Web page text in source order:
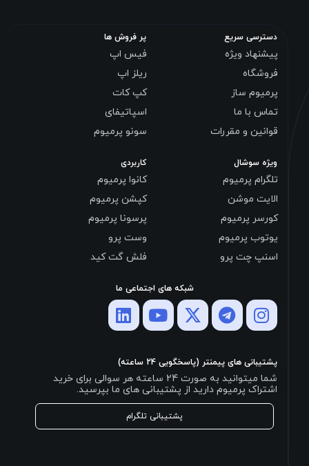
دسترسی سریع
پیشنهاد ویژه
فروشگاه
پرمیوم ساز
تماس با ما
قوانین و مقررات
پر فروش ها
فیس اپ
ریلز اپ
کپ کات
اسپاتیفای
سونو پرمیوم
ویژه سوشال
تلگرام پرمیوم
الایت موشن
کورسر پرمیوم
یوتوب پرمیوم
اسنپ چت پرو
کاربردی
کانوا پرمیوم
کپشن پرمیوم
پرسونا پرمیوم
وست پرو
فلش گت کید
شبکه های اجتماعی ما
پشتیبانی های پیمنتر (پاسخگویی 24 ساعته)
شما میتوانید به صورت 24 ساعته هر سوالی برای خرید
اشتراک پرمیوم دارید از پشتیبانی های ما بپرسید.
پشتیبانی تلگرام